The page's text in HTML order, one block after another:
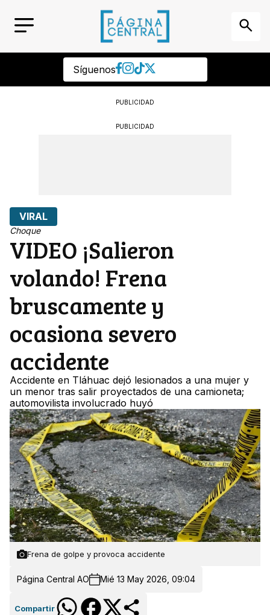
Síguenos
PUBLICIDAD
PUBLICIDAD
VIRAL
Choque
VIDEO ¡Salieron
volando! Frena
bruscamente y
ocasiona severo
accidente
Accidente en Tláhuac dejó lesionados a una mujer y
un menor tras salir proyectados de una camioneta;
automovilista involucrado huyó
Frena de golpe y provoca accidente
Página Central AO Mié 13 May 2026, 09:04
Compartir